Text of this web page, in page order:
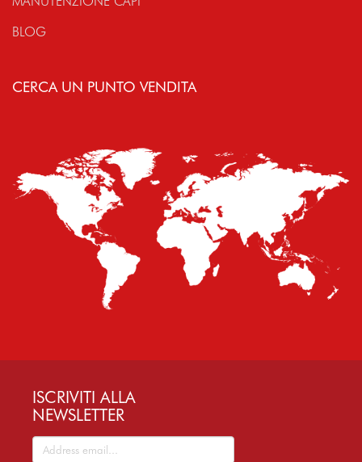
BLOG
CERCA UN PUNTO VENDITA
ISCRIVITI ALLA
NEWSLETTER